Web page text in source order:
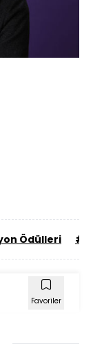
Ödülleri
Favoriler